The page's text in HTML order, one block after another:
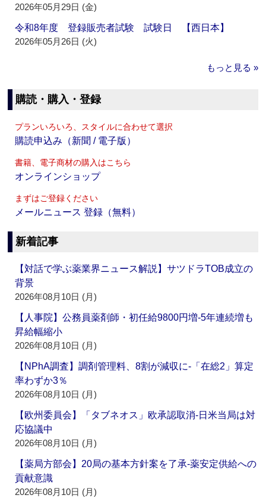
2026年05月29日 (金)
令和8年度 登録販売者試験 試験日 【西日本】
2026年05月26日 (火)
もっと見る »
購読・購入・登録
プランいろいろ、スタイルに合わせて選択
購読申込み（新聞 / 電子版）
書籍、電子商材の購入はこちら
オンラインショップ
まずはご登録ください
メールニュース 登録（無料）
新着記事
【対話で学ぶ薬業界ニュース解説】サツドラTOB成立の
背景
2026年08月10日 (月)
【人事院】公務員薬剤師・初任給9800円増‐5年連続増も
昇給幅縮小
2026年08月10日 (月)
【NPhA調査】調剤管理料、8割が減収に‐「在総2」算定
率わずか3％
2026年08月10日 (月)
【欧州委員会】「タブネオス」欧承認取消‐日米当局は対
応協議中
2026年08月10日 (月)
【薬局方部会】20局の基本方針案を了承‐薬安定供給への
貢献意識
2026年08月10日 (月)